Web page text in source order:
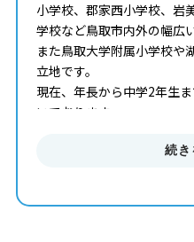
小学校、郡家西小学校、岩
学校など鳥取市内外の幅広
また鳥取大学附属小学校や
立地です。
現在、年長から中学2年生
いております。
続き